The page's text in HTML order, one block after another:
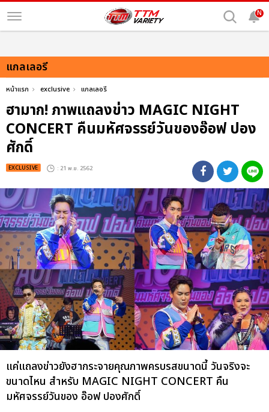
N
แกลเลอรี
หน้าแรก exclusive แกลเลอรี
ฮามาก! ภาพแถลงข่าว MAGIC NIGHT
CONCERT คืนมหัศจรรย์วันของอ๊อฟ ปอง
ศักดิ์
EXCLUSIVE : 21 พ.ย. 2562
แค่แถลงข่าวยังฮากระจายคุณภาพครบรสขนาดนี้ วันจริงจะ
ขนาดไหน สำหรับ MAGIC NIGHT CONCERT คืน
มหัศจรรย์วันของ อ๊อฟ ปองศักดิ์